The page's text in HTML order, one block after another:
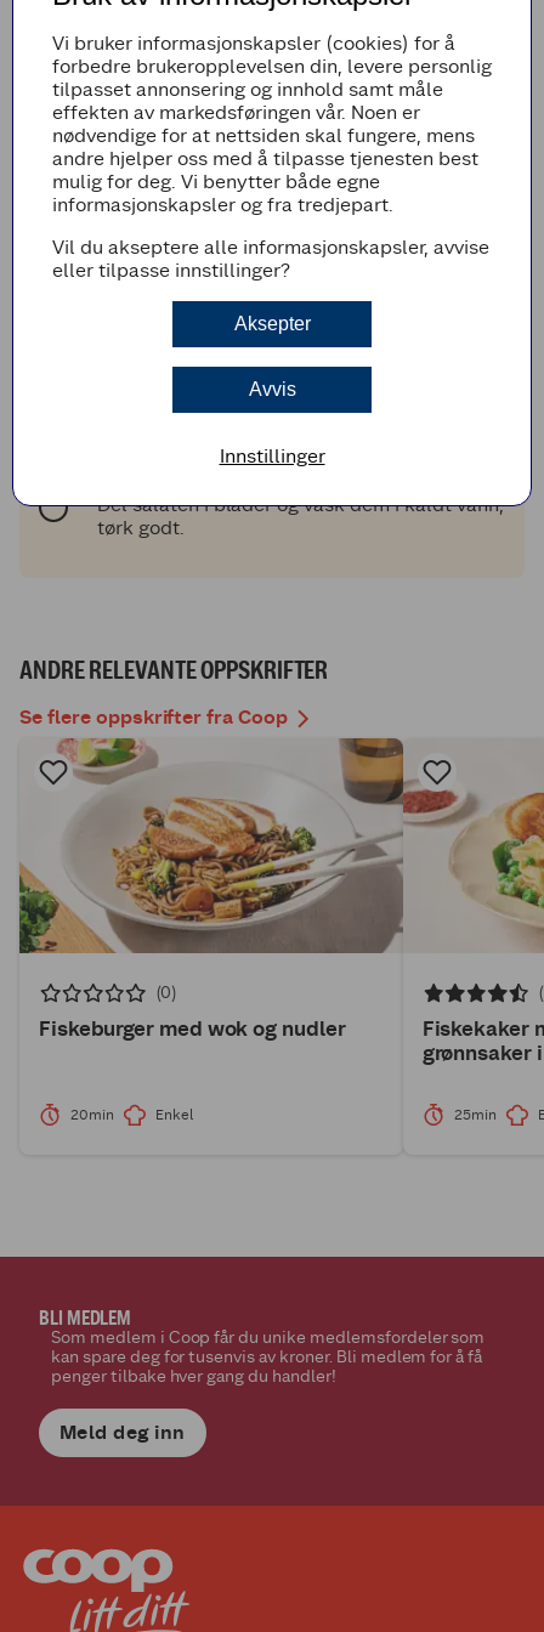
stk finhakket rød chili (i maisdressingen)
Legg til i handleliste
Fremgangsmetode
Sil maisen og skyll den i kaldt vann.
Kjør mais og yoghurt til en litt grov mos med
stavmikser, og smak til med salt og pepper.
Del rødløken i tynne ringer.
Varm fiskeburgerne i stekeovnen til de er
gjennomvarme.
Legg burgerbrødene i ovnen de siste
Del salaten i blader og vask dem i kaldt vann,
tørk godt.
ANDRE RELEVANTE OPPSKRIFTER
Se flere oppskrifter fra Coop
(0)
Fiskeburger med wok og nudler
20min Enkel
Fiskekaker
grønnsaker
25min
BLI MEDLEM
Som medlem i Coop får du unike medlemsfordeler som
kan spare deg for tusenvis av kroner. Bli medlem for å få
penger tilbake hver gang du handler!
Meld deg inn
Vi bruker informasjonskapsler (cookies) for å
forbedre brukeropplevelsen din, levere personlig
tilpasset annonsering og innhold samt måle
effekten av markedsføringen vår. Noen er
nødvendige for at nettsiden skal fungere, mens
andre hjelper oss med å tilpasse tjenesten best
mulig for deg. Vi benytter både egne
informasjonskapsler og fra tredjepart.
Vil du akseptere alle informasjonskapsler, avvise
eller tilpasse innstillinger?
Aksepter
Avvis
Innstillinger